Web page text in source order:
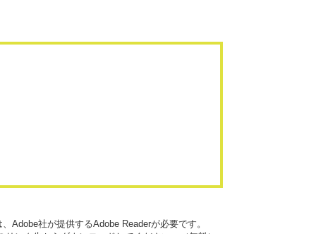
Adobe社が提供するAdobe Readerが必要です。